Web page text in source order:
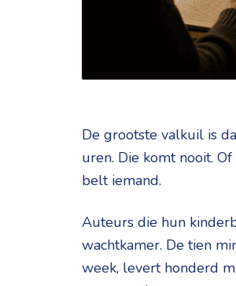
De grootste valkuil is
uren. Die komt nooit.
belt iemand.
Auteurs die hun
wachtkamer. De tien
week, levert honderd